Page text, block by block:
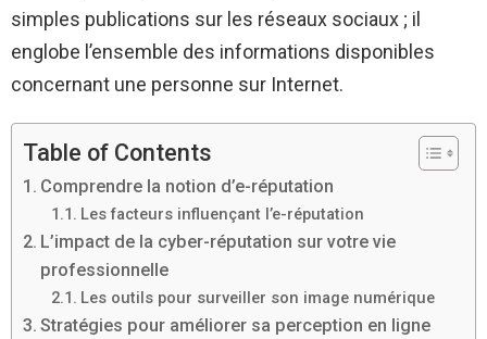
simples publications sur les réseaux sociaux ; il
englobe l’ensemble des informations disponibles
concernant une personne sur Internet.
Table of Contents
Comprendre la notion d’e-réputation
Les facteurs influençant l’e-réputation
L’impact de la cyber-réputation sur votre vie
professionnelle
Les outils pour surveiller son image numérique
Stratégies pour améliorer sa perception en ligne